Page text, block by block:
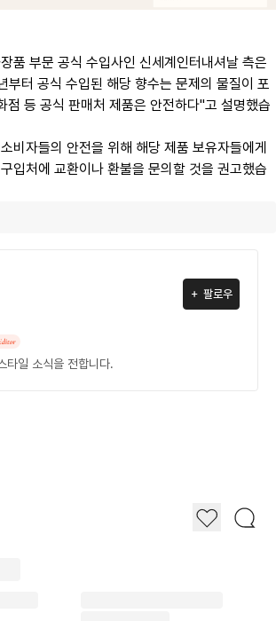
품 부문 공식 수입사인 신세계인터내셔날 측은
터 공식 수입된 해당 향수는 문제의 물질이 포
점 등 공식 판매처 제품은 안전하다"고 설명했습
비자들의 안전을 위해 해당 제품 보유자들에게
입처에 교환이나 환불을 문의할 것을 권고했습
팔로우
타일 소식을 전합니다.